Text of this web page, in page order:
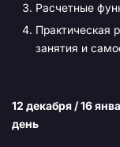
Расчетные
Практическая
занятия и
12 декабря / 16
день